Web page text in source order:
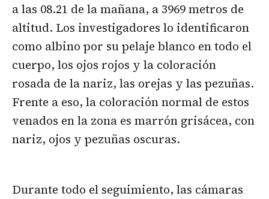
a las 08.21 de la mañana, a 3969 metros de
altitud. Los investigadores lo identificaron
como albino por su pelaje blanco en todo el
cuerpo, los ojos rojos y la coloración
rosada de la nariz, las orejas y las pezuñas.
Frente a eso, la coloración normal de estos
venados en la zona es marrón grisácea, con
nariz, ojos y pezuñas oscuras.
Durante todo el seguimiento, las cámaras